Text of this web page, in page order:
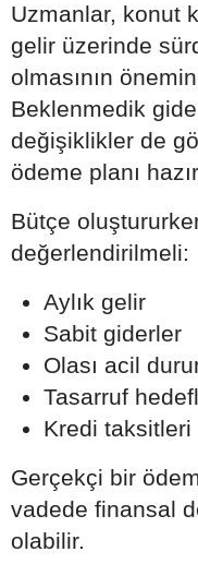
Uzmanlar, konut
gelir üzerinde
olmasının
Beklenmedik
değişiklikler de
ödeme planı
Bütçe
değerlendirilmeli:
Aylık gelir
Sabit giderler
Olası acil
Tasarruf
Kredi taksitleri
Gerçekçi bir
vadede finansal
olabilir.